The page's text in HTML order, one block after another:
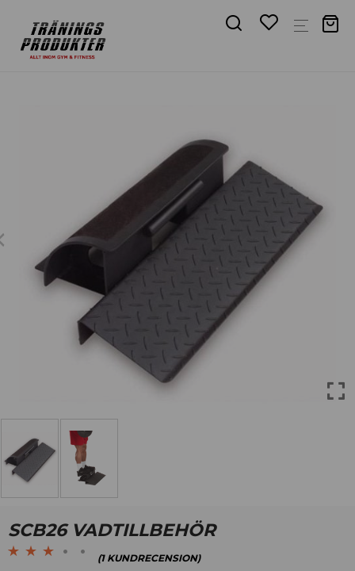
SCB26 VADTILLBEHÖR
(1KUNDRECENSION)